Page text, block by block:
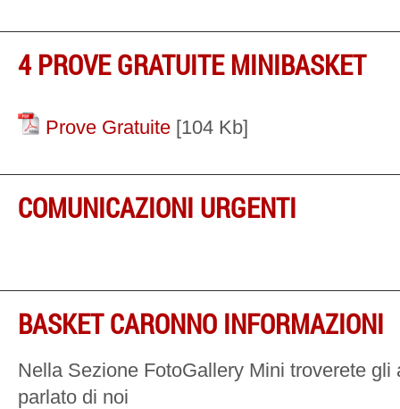
4 PROVE GRATUITE MINIBASKET
Prove Gratuite [104 Kb]
COMUNICAZIONI URGENTI
BASKET CARONNO INFORMAZIONI
Nella Sezione FotoGallery Mini troverete
parlato di noi